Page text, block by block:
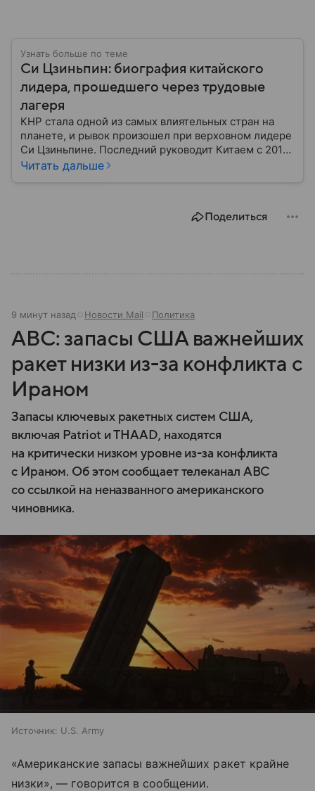
Узнать больше по теме
Си Цзиньпин: биография китайского
лидера, прошедшего через трудовые
лагеря
КНР стала одной из самых влиятельных стран на
планете, и рывок произошел при верховном лидере
Си Цзиньпине. Последний руководит Китаем с 2012
года: собрали главное из его биографии.
Читать дальше
Поделиться
9 минут назад Новости Mail Политика
ABC: запасы США важнейших
ракет низки из-за конфликта с
Ираном
Запасы ключевых ракетных систем США,
включая Patriot и THAAD, находятся
на критически низком уровне из-за конфликта
с Ираном. Об этом сообщает телеканал ABC
со ссылкой на неназванного американского
чиновника.
Источник: U.S. Army
«Американские запасы важнейших ракет крайне
низки», — говорится в сообщении.